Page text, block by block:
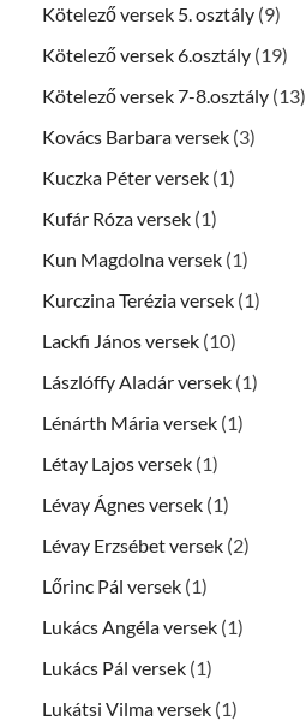
Kötelező versek 5. osztály (9)
Kötelező versek 6.osztály (19)
Kötelező versek 7-8.osztály (13)
Kovács Barbara versek (3)
Kuczka Péter versek (1)
Kufár Róza versek (1)
Kun Magdolna versek (1)
Kurczina Terézia versek (1)
Lackfi János versek (10)
Lászlóffy Aladár versek (1)
Lénárth Mária versek (1)
Létay Lajos versek (1)
Lévay Ágnes versek (1)
Lévay Erzsébet versek (2)
Lőrinc Pál versek (1)
Lukács Angéla versek (1)
Lukács Pál versek (1)
Lukátsi Vilma versek (1)